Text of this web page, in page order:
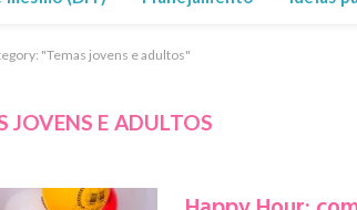
"Temas jovens e adultos"
JOVENS E ADULTOS